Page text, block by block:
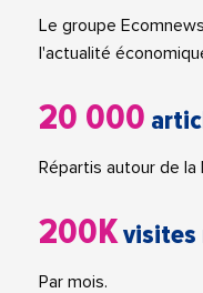
Le groupe
l'actualité
20 000
Répartis autour de la
200Kvisites
Par mois.